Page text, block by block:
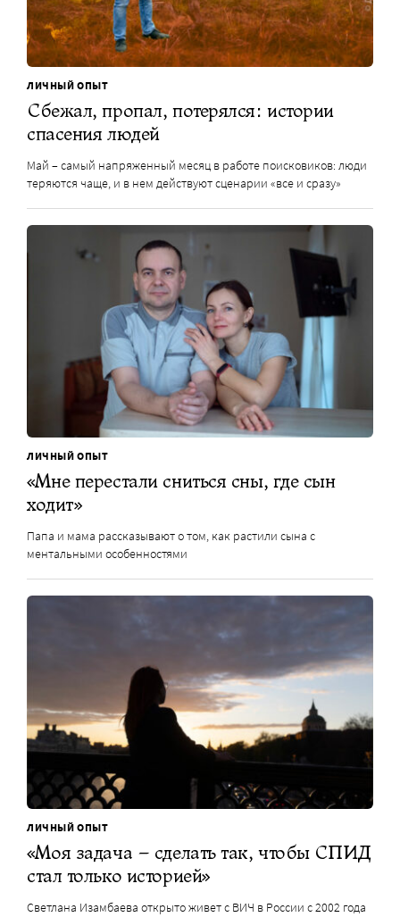
ЛИЧНЫЙ ОПЫТ
Сбежал, пропал, потерялся: истории
спасения людей
Май – самый напряженный месяц в работе поисковиков: люди
теряются чаще, и в нем действуют сценарии «все и сразу»
ЛИЧНЫЙ ОПЫТ
«Мне перестали сниться сны, где сын
ходит»
Папа и мама рассказывают о том, как растили сына с
ментальными особенностями
ЛИЧНЫЙ ОПЫТ
«Моя задача – сделать так, чтобы СПИД
стал только историей»
Светлана Изамбаева открыто живет с ВИЧ в России с 2002 года